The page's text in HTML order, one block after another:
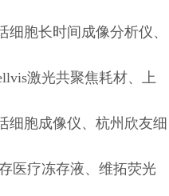
细胞长时间成像分析仪、
激光共聚焦耗材、上
细胞成像仪、杭州欣友细
医疗冻存液、维拓荧光